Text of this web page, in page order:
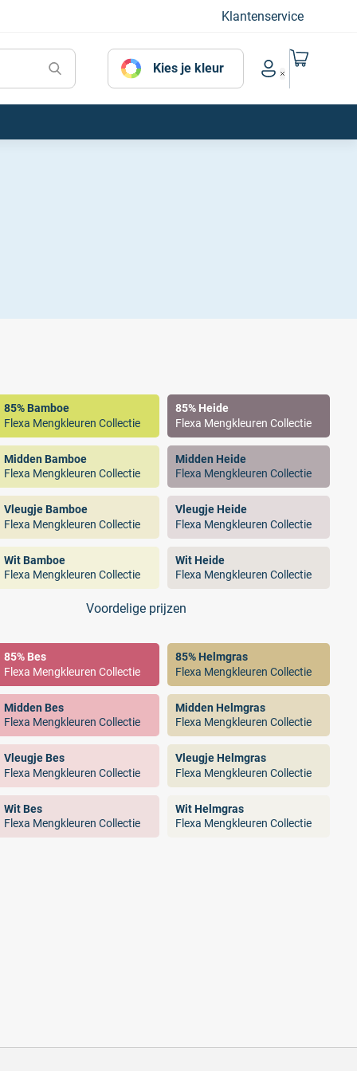
Klantenservice
Kies je kleur
Account menu
Naar mijn
85% Bamboe
Flexa Mengkleuren Collectie
85% Heide
Flexa Mengkleuren Collectie
Midden Bamboe
Flexa Mengkleuren Collectie
Midden Heide
Flexa Mengkleuren Collectie
Vleugje Bamboe
Flexa Mengkleuren Collectie
Vleugje Heide
Flexa Mengkleuren Collectie
Wit Bamboe
Flexa Mengkleuren Collectie
Wit Heide
Flexa Mengkleuren Collectie
85% Bes
Flexa Mengkleuren Collectie
85% Helmgras
Flexa Mengkleuren Collectie
Midden Bes
Flexa Mengkleuren Collectie
Midden Helmgras
Flexa Mengkleuren Collectie
Vleugje Bes
Flexa Mengkleuren Collectie
Vleugje Helmgras
Flexa Mengkleuren Collectie
Wit Bes
Flexa Mengkleuren Collectie
Wit Helmgras
Flexa Mengkleuren Collectie
Voordelige prijzen